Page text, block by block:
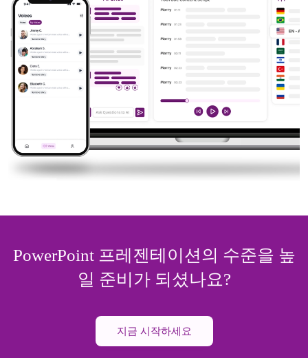
PowerPoint 프레젠테이션의 수준을 높
일 준비가 되셨나요?
지금 시작하세요